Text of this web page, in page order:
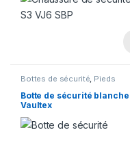
Bottes de sécurité, Pieds
Botte de sécurité blanche
Vaultex